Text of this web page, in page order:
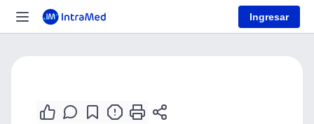
Ingresar